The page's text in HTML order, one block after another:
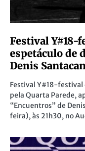
Festival Y#18-
espetáculo de
Denis
Festival Y#18-
pela Quarta Parede,
“Encuentros” de
feira), às 21h30, no